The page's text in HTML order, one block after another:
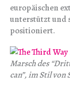
europäischen
unterstützt und
positioniert.
Marsch des
can”, im Stil von